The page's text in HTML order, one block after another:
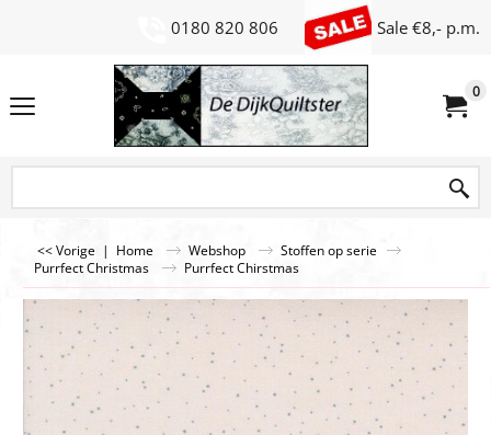
0180 820 806 Sale €8,- p.m.
0
<< Vorige | Home Webshop
Stoffen op serie
Purrfect Christmas
Purrfect Chirstmas